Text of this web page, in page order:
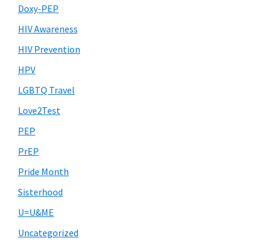
Doxy-PEP
HIV Awareness
HIV Prevention
HPV
LGBTQ Travel
Love2Test
PEP
PrEP
Pride Month
Sisterhood
U=U&ME
Uncategorized